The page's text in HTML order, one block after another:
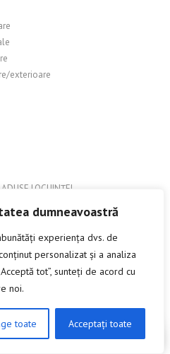
dumneavoastră
experiența dvs. de
personalizat și a analiza
tot”, sunteți de acord cu
noi.
toate Acceptați toate
exterioare
LOCUINȚEI
A DISCUTA